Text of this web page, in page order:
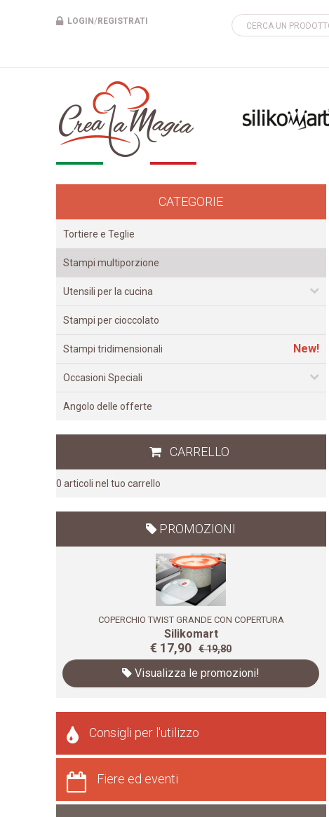
LOGIN/REGISTRATI
CATEGORIE
Tortiere e Teglie
Stampi multiporzione
Utensili per la cucina
Coloranti alimentari
Coperchi UFO
Pennelli e Spatole
Sac à Poche e Punte
Stampi e accessori friggitrice ad aria
Tagliapasta
Tappetini
Stampi per cioccolato
Stampi tridimensionali
Occasioni Speciali
Compleanni
Festa della Mamma
Floreale
Halloween
Natale
Angolo delle offerte
CARRELLO
0 articoli nel tuo carrello
PROMOZIONI
COPERCHIO TWIST GRANDE CON COPERTURA
Silikomart
€ 17,90 € 19,80
Visualizza le promozioni!
Consigli per l'utilizzo
Fiere ed eventi